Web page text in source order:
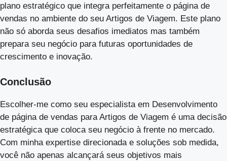
plano estratégico que integra perfeitamente o página de
vendas no ambiente do seu Artigos de Viagem. Este plano
não só aborda seus desafios imediatos mas também
prepara seu negócio para futuras oportunidades de
crescimento e inovação.
Conclusão
Escolher-me como seu especialista em Desenvolvimento
de página de vendas para Artigos de Viagem é uma decisão
estratégica que coloca seu negócio à frente no mercado.
Com minha expertise direcionada e soluções sob medida,
você não apenas alcançará seus objetivos mais